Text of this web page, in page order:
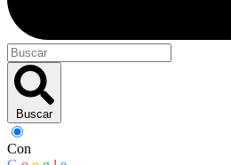
Buscar
Con